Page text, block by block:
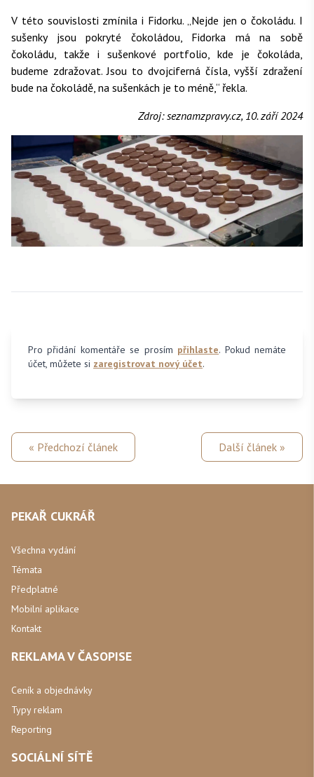
V této souvislosti zmínila i Fidorku. „Nejde jen o čokoládu. I
sušenky jsou pokryté čokoládou, Fidorka má na sobě
čokoládu, takže i sušenkové portfolio, kde je čokoláda,
budeme zdražovat. Jsou to dvojciferná čísla, vyšší zdražení
bude na čokoládě, na sušenkách je to méně,“ řekla.
Zdroj: seznamzpravy.cz, 10. září 2024
Pro přidání komentáře se prosím přihlaste. Pokud nemáte
účet, můžete si zaregistrovat nový účet.
« Předchozí článek Další článek »
PEKAŘ CUKRÁŘ
Všechna vydání
Témata
Předplatné
Mobilní aplikace
Kontakt
REKLAMA V ČASOPISE
Ceník a objednávky
Typy reklam
Reporting
SOCIÁLNÍ SÍTĚ